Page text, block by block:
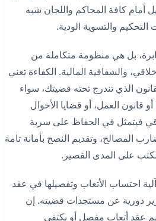
أمام كافة المحاكم واللجان شبه
التحكيم والتسوية الودية.
بل هي منظومة متكاملة من
والشفافية المالية. الكفاءة تعني
الذي تندرج تحته قضيتك، سواء
أو قانون العمل، أو قضايا الأحوال
فيتمثل في الحفاظ على سرية
المصالح، وتقديم النصح بأمانة تامة
على المدى القصير.
احتساب الأتعاب وتفصيلها في عقد
دورية عن مستجدات قضيته. إن
عقد أتعاب مفصل أو يكتفي